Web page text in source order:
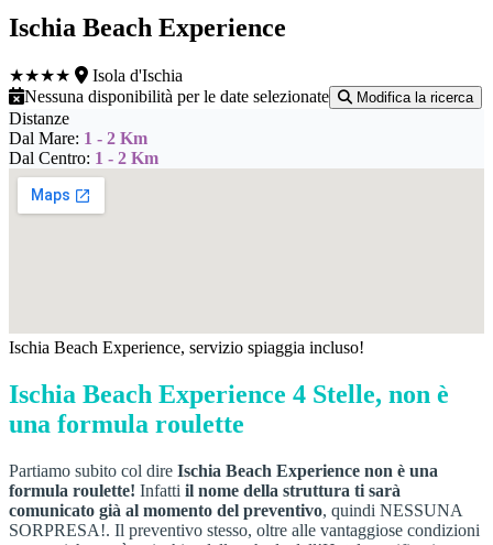
Ischia Beach Experience
★★★★
Isola d'Ischia
Nessuna disponibilità per le date selezionate
Modifica la ricerca
Distanze
Dal Mare: 1 - 2 Km
Dal Centro: 1 - 2 Km
Ischia Beach Experience, servizio spiaggia incluso!
Ischia Beach Experience 4 Stelle, non è
una formula roulette
Partiamo subito col dire Ischia Beach Experience non è una
formula roulette! Infatti il nome della struttura ti sarà
comunicato già al momento del preventivo, quindi NESSUNA
SORPRESA!. Il preventivo stesso, oltre alle vantaggiose condizioni